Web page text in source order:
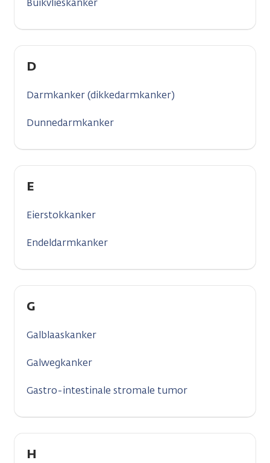
Buikvlieskanker
D
Darmkanker (dikkedarmkanker)
Dunnedarmkanker
E
Eierstokkanker
Endeldarmkanker
G
Galblaaskanker
Galwegkanker
Gastro-intestinale stromale tumor
H